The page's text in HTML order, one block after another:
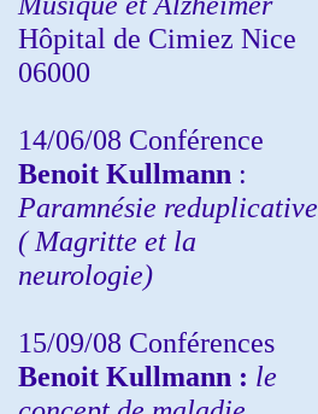
Hôpital de Cimiez Nice
06000
14/06/08 Conférence
Benoit Kullmann :
Paramnésie reduplicative
( Magritte et la
neurologie)
15/09/08 Conférences
Benoit Kullmann : le